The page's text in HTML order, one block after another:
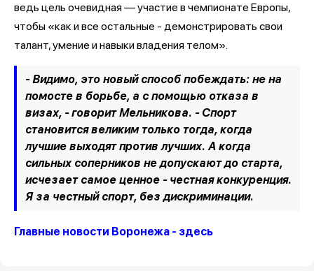
ведь цель очевидная — участие в чемпионате Европы,
чтобы «как и все остальные - демонстрировать свои
талант, умение и навыки владения телом».
- Видимо, это новый способ побеждать: не на
помосте в борьбе, а с помощью отказа в
визах, - говорит Мельникова. - Спорт
становится великим только тогда, когда
лучшие выходят против лучших. А когда
сильных соперников не допускают до старта,
исчезает самое ценное - честная конкуренция.
Я за честный спорт, без дискриминации.
Главные новости Воронежа - здесь